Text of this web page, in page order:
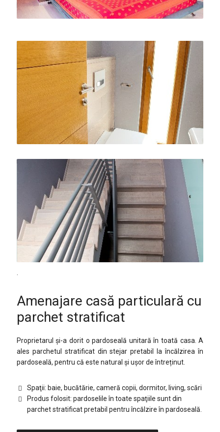
Amenajare casă particulară cu
parchet stratificat
Proprietarul și-a dorit o pardoseală unitară în toată casa. A
ales parchetul stratificat din stejar pretabil la încălzirea în
pardoseală, pentru că este natural și ușor de întreținut.
Spaţii: baie, bucătărie, cameră copii, dormitor, living, scări
Produs folosit: pardoselile în toate spaţiile sunt din
parchet stratificat pretabil pentru încălzire în pardoseală.